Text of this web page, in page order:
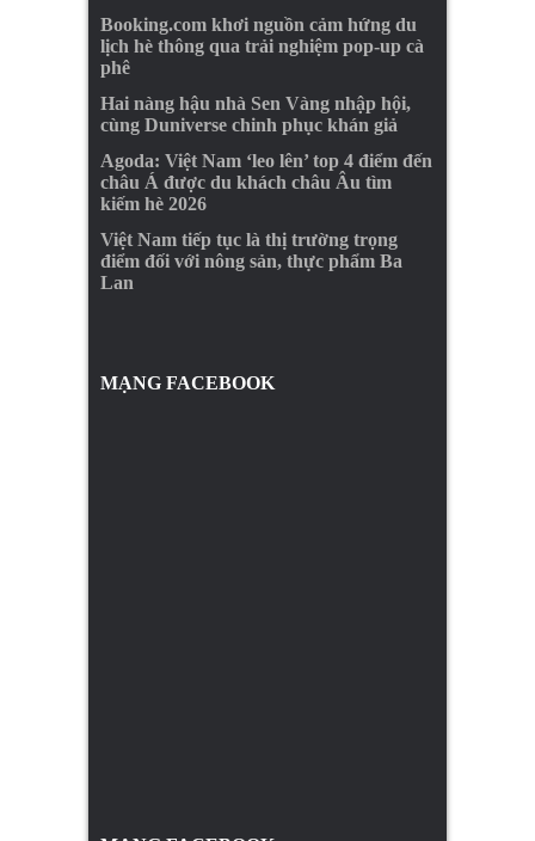
Booking.com khơi nguồn cảm hứng du
lịch hè thông qua trải nghiệm pop-up cà
phê
Hai nàng hậu nhà Sen Vàng nhập hội,
cùng Duniverse chinh phục khán giả
Agoda: Việt Nam ‘leo lên’ top 4 điểm đến
châu Á được du khách châu Âu tìm
kiếm hè 2026
Việt Nam tiếp tục là thị trường trọng
điểm đối với nông sản, thực phẩm Ba
Lan
MẠNG FACEBOOK